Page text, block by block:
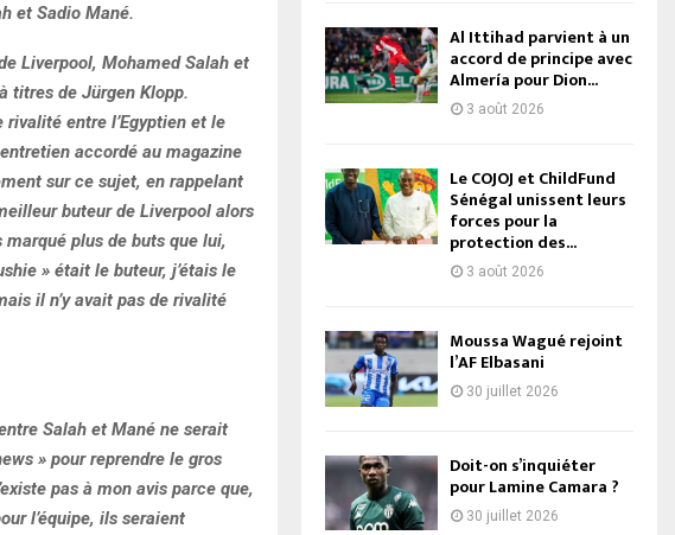
et Sadio Mané.
Liverpool, Mohamed Salah et
titres de Jürgen Klopp.
entre l’Egyptien et le
accordé au magazine
sur ce sujet, en rappelant
buteur de Liverpool alors
marqué plus de buts que lui,
» était le buteur, j’étais le
il n’y avait pas de rivalité
Salah et Mané ne serait
» pour reprendre le gros
pas à mon avis parce que,
l’équipe, ils seraient
Al Ittihad parvient à un
accord de principe avec
Almería pour Dion...
3 août 2026
Le COJOJ et ChildFund
Sénégal unissent leurs
forces pour la
protection des...
3 août 2026
Moussa Wagué rejoint
l’AF Elbasani
30 juillet 2026
Doit-on s’inquiéter
pour Lamine Camara ?
30 juillet 2026